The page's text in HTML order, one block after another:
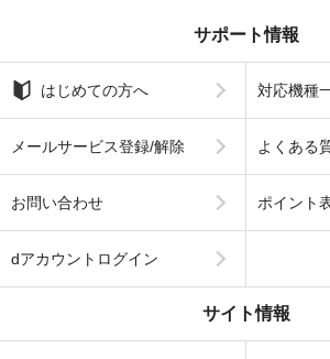
サポート情報
はじめての方へ 対応機種
メールサービス登録/解除 よくある
お問い合わせ ポイント
dアカウントログイン
サイト情報